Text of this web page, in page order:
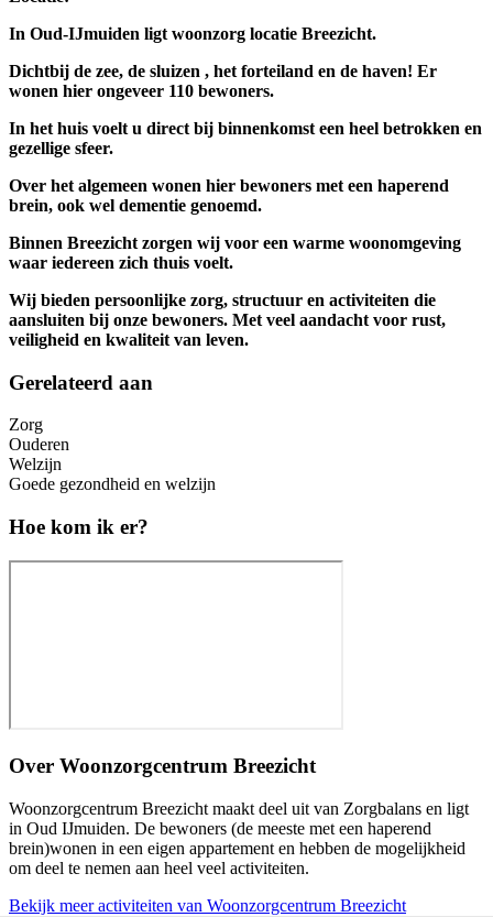
In Oud-IJmuiden ligt woonzorg locatie Breezicht.
Dichtbij de zee, de sluizen , het forteiland en de haven! Er
wonen hier ongeveer 110 bewoners.
In het huis voelt u direct bij binnenkomst een heel betrokken en
gezellige sfeer.
Over het algemeen wonen hier bewoners met een haperend
brein, ook wel dementie genoemd.
Binnen Breezicht zorgen wij voor een warme woonomgeving
waar iedereen zich thuis voelt.
Wij bieden persoonlijke zorg, structuur en activiteiten die
aansluiten bij onze bewoners. Met veel aandacht voor rust,
veiligheid en kwaliteit van leven.
Gerelateerd aan
Zorg
Ouderen
Welzijn
Goede gezondheid en welzijn
Hoe kom ik er?
Over Woonzorgcentrum Breezicht
Woonzorgcentrum Breezicht maakt deel uit van Zorgbalans en ligt
in Oud IJmuiden. De bewoners (de meeste met een haperend
brein)wonen in een eigen appartement en hebben de mogelijkheid
om deel te nemen aan heel veel activiteiten.
Bekijk meer activiteiten van Woonzorgcentrum Breezicht